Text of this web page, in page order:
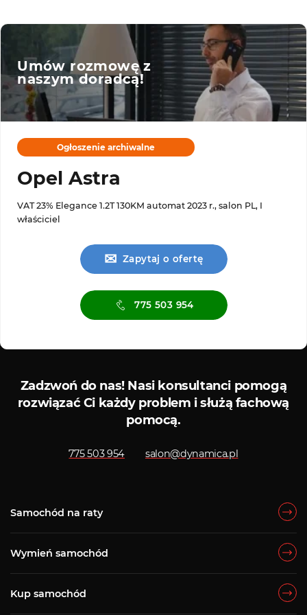
Umów rozmowę z
naszym doradcą!
Ogłoszenie archiwalne
Opel Astra
VAT 23% Elegance 1.2T 130KM automat 2023 r., salon PL, I
właściciel
✉ Zapytaj o ofertę
775 503 954
Zadzwoń do nas!Nasi konsultanci pomogą
rozwiązać Ci każdy problem i służą fachową
pomocą.
775 503 954 salon@dynamica.pl
Samochód na raty
Wymień samochód
Kup samochód